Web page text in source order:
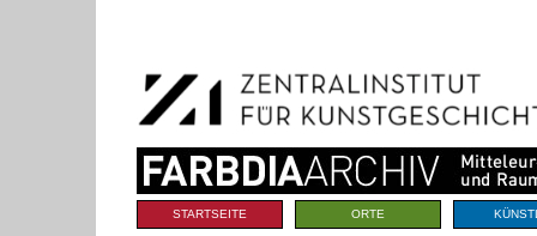
Navigation
Sektionen
STARTSEITE ORTE